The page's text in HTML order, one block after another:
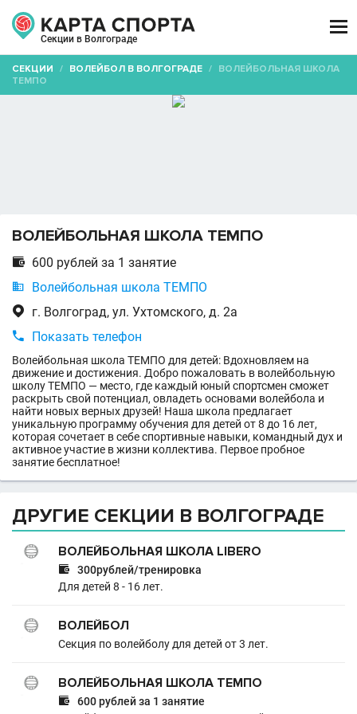
Секции в Волгограде

СЕКЦИИ / ВОЛЕЙБОЛ В ВОЛГОГРАДЕ / ВОЛЕЙБОЛЬНАЯ ШКОЛА
ТЕМПО
ВОЛЕЙБОЛЬНАЯ ШКОЛА ТЕМПО
 600 рублей за 1 занятие
 Волейбольная школа ТЕМПО
 г. Волгоград, ул. Ухтомского, д. 2а
 Показать телефон
Волейбольная школа ТЕМПО для детей: Вдохновляем на
движение и достижения. Добро пожаловать в волейбольную
школу ТЕМПО — место, где каждый юный спортсмен сможет
раскрыть свой потенциал, овладеть основами волейбола и
найти новых верных друзей! Наша школа предлагает
уникальную программу обучения для детей от 8 до 16 лет,
которая сочетает в себе спортивные навыки, командный дух и
активное участие в жизни коллектива. Первое пробное
занятие бесплатное!
ДРУГИЕ СЕКЦИИ В ВОЛГОГРАДЕ
ВОЛЕЙБОЛЬНАЯ ШКОЛА LIBERO

300рублей/тренировка
Для детей 8 - 16 лет.
ВОЛЕЙБОЛ
Секция по волейболу для детей от 3 лет.
ВОЛЕЙБОЛЬНАЯ ШКОЛА ТЕМПО

600 рублей за 1 занятие